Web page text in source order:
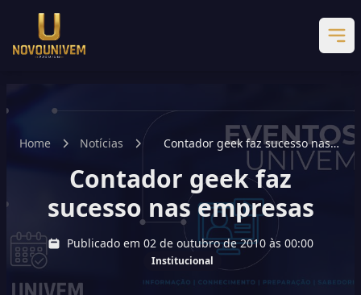
Home Notícias
Contador geek faz sucesso nas
empresas
Contador geek faz
sucesso nas empresas
Publicado em 02 de outubro de 2010 às 00:00
Institucional